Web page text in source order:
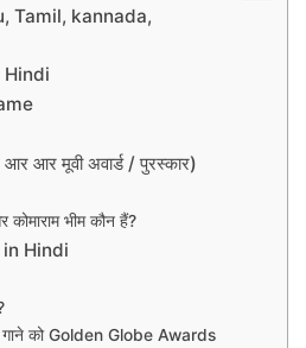
Tamil, kannada,
Hindi
आर मूवी अवार्ड / पुरस्कार)
कोमाराम भीम कौन हैं?
Hindi
को Golden Globe Awards